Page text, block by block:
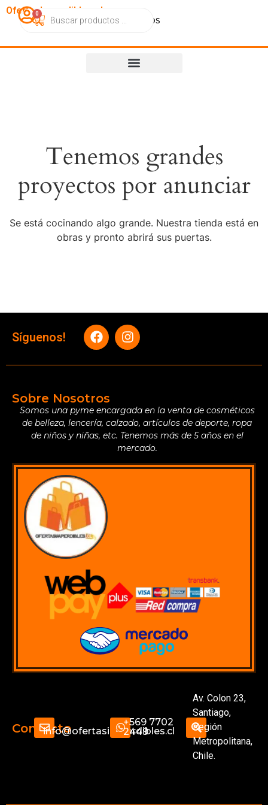
OfertasImperdibles.cl
CatálogoContactoNosotros
0
Tenemos grandes
proyectos por anunciar
Se está cocinando algo grande. Nuestra tienda está en
obras y pronto abrirá sus puertas.
Síguenos!
Sobre Nosotros
Somos una pyme encargada en la venta de cosméticos
de belleza, lencería, calzado, artículos de deporte, ropa
de niños y niñas, etc. Tenemos más de 5 años en el
mercado.
Contactoinfo@ofertasimperdibles.cl
+569 7702
2449
Av. Colon 23,
Santiago,
Región
Metropolitana,
Chile.